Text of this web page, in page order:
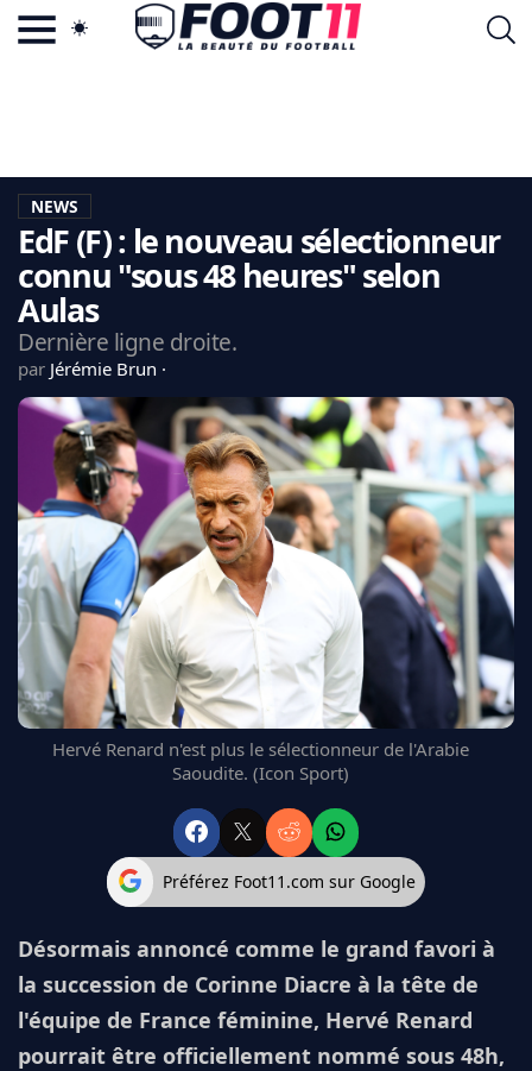
LA CHARTE
VIE PRIVÉE
CGU
CONTACTEZ-NOUS
CDM 2026
EDF
PSG
LIGUE 1
REAL MADRID
FC BARCELONE
MANCHESTER UNITED
CHELSEA
ARSENAL
BAYERN
L'AVIS DE LA RÉDAC'
NEWS
EdF (F) : le nouveau sélectionneur
connu "sous 48 heures" selon
Aulas
Dernière ligne droite.
par Jérémie Brun
Hervé Renard n'est plus le sélectionneur de l'Arabie
Saoudite. (Icon Sport)
Préférez Foot11.com sur Google
Désormais annoncé comme le grand favori à
la succession de Corinne Diacre à la tête de
l'équipe de France féminine, Hervé Renard
pourrait être officiellement nommé sous 48h,